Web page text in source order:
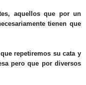
aquellos que por un
tienen que
repetiremos su cata y
pero que por diversos